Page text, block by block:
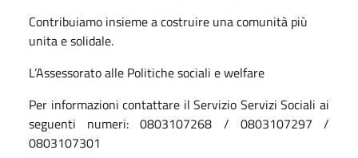
Contribuiamo insieme a costruire una comunità più
unita e solidale.
L’Assessorato alle Politiche sociali e welfare
Per informazioni contattare il Servizio Servizi Sociali ai
seguenti numeri: 0803107268 / 0803107297 /
0803107301